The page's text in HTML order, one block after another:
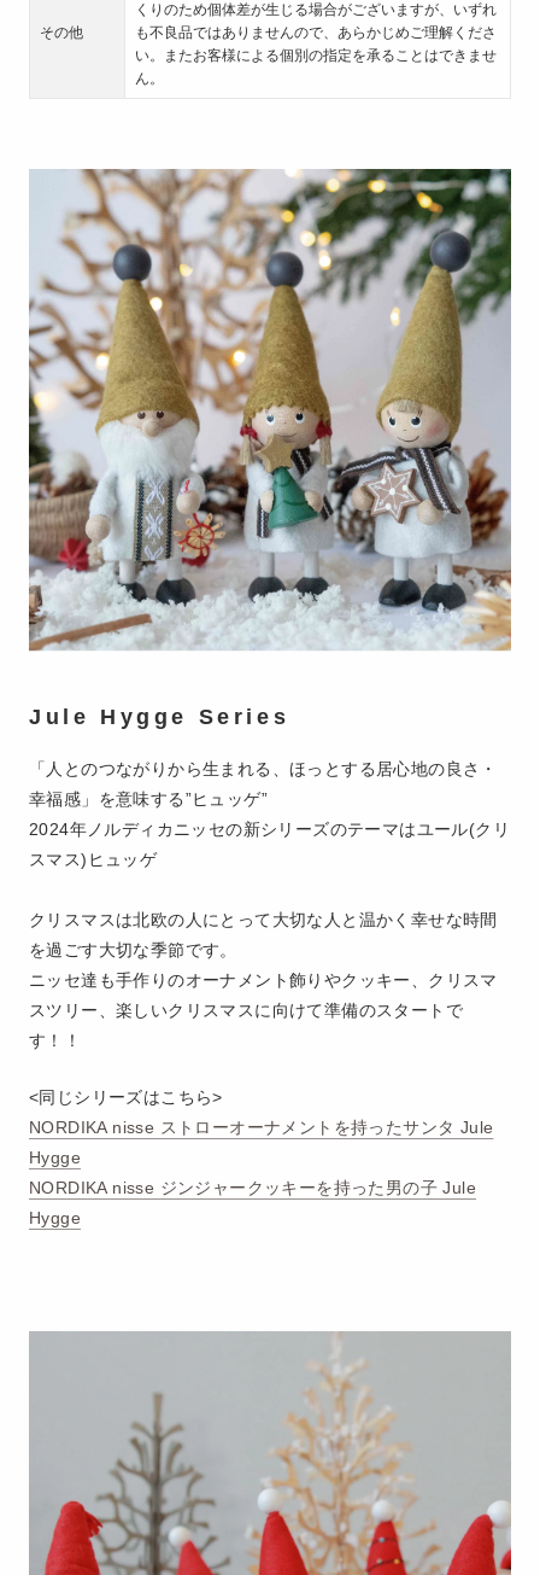
その他
くりのため個体差が生じる場合がございますが、いずれ
も不良品ではありませんので、あらかじめご理解くださ
い。またお客様による個別の指定を承ることはできませ
ん。
Jule Hygge Series
「人とのつながりから生まれる、ほっとする居心地の良さ・
幸福感」を意味する”ヒュッゲ”
2024年ノルディカニッセの新シリーズのテーマはユール(クリ
スマス)ヒュッゲ
クリスマスは北欧の人にとって大切な人と温かく幸せな時間
を過ごす大切な季節です。
ニッセ達も手作りのオーナメント飾りやクッキー、クリスマ
スツリー、楽しいクリスマスに向けて準備のスタートで
す！！
<同じシリーズはこちら>
NORDIKA nisse ストローオーナメントを持ったサンタ Jule
Hygge
NORDIKA nisse ジンジャークッキーを持った男の子 Jule
Hygge